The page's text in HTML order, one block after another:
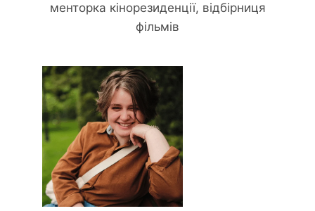
менторка кінорезиденції, відбірниця
фільмів